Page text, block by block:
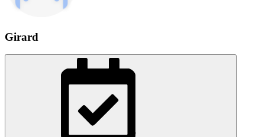
Girard